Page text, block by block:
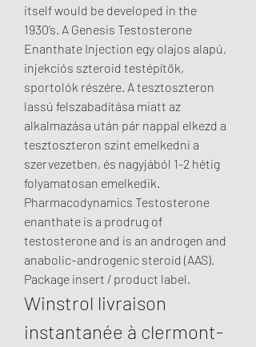
itself would be developed in the
1930’s. A Genesis Testosterone
Enanthate Injection egy olajos alapú,
injekciós szteroid testépítők,
sportolók részére. A tesztoszteron
lassú felszabadítása miatt az
alkalmazása után pár nappal elkezd a
tesztoszteron szint emelkedni a
szervezetben, és nagyjából 1-2 hétig
folyamatosan emelkedik.
Pharmacodynamics Testosterone
enanthate is a prodrug of
testosterone and is an androgen and
anabolic–androgenic steroid (AAS).
Package insert / product label.
Winstrol livraison
instantanée à clermont-